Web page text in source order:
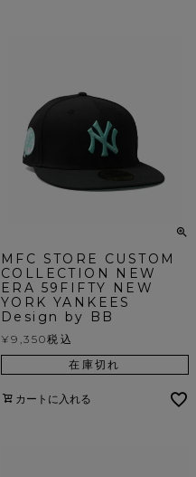
MFC STORE CUSTOM
COLLECTION NEW
ERA 59FIFTY NEW
YORK YANKEES
Design by BB
¥9,350税込
在庫切れ
カートに入れる